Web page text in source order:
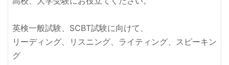
英検一般試験、SCBT試験に向けて、
リーディング、リスニング、ライティング、スピーキン
グ